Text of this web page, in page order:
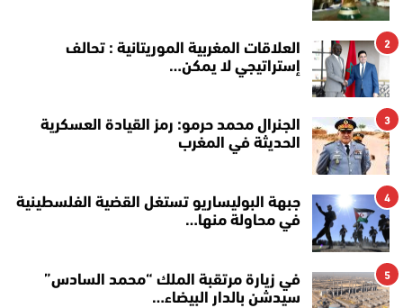
2
العلاقات المغربية الموريتانية : تحالف
إستراتيجي لا يمكن…
3
الجنرال محمد حرمو: رمز القيادة العسكرية
الحديثة في المغرب
4
جبهة البوليساريو تستغل القضية الفلسطينية
في محاولة منها…
5
في زيارة مرتقبة الملك “محمد السادس”
سيدشن بالدار البيضاء…